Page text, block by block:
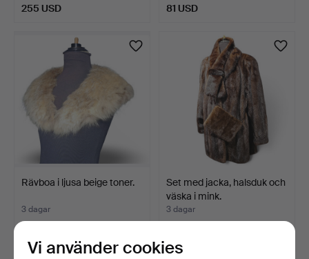
255 USD 81 USD
Rävboa i ljusa beige toner.
3 dagar
41 USD
Set med jacka, halsduk och
väska i mink.
3 dagar
Vi använder cookies